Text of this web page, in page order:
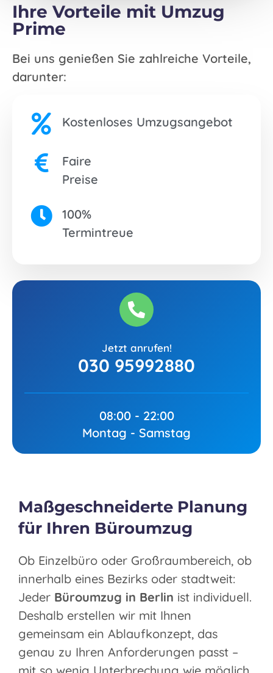
Ihre Vorteile mit Umzug
Prime
Bei uns genießen Sie zahlreiche Vorteile,
darunter:
Kostenloses Umzugsangebot
Faire
Preise
100%
Termintreue
Jetzt anrufen!
030 95992880
08:00 - 22:00
Montag - Samstag
Maßgeschneiderte Planung
für Ihren Büroumzug
Ob Einzelbüro oder Großraumbereich, ob
innerhalb eines Bezirks oder stadtweit:
Jeder Büroumzug in Berlin ist individuell.
Deshalb erstellen wir mit Ihnen
gemeinsam ein Ablaufkonzept, das
genau zu Ihren Anforderungen passt –